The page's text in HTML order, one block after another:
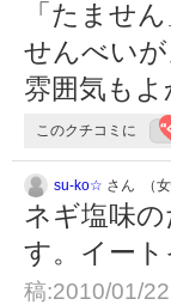
「たませ
せんべい
雰囲気もよ
このクチコミに
su-ko☆ さん （女
ネギ塩味
す。イー
稿:2010/01/